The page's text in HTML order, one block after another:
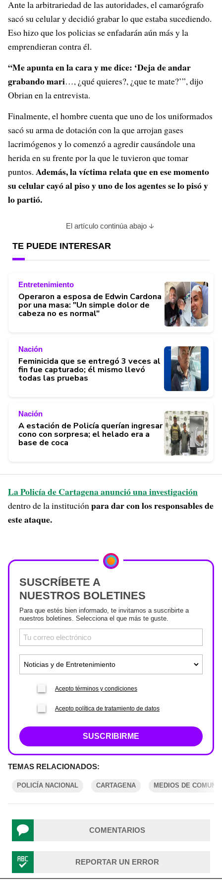
Ante la arbitrariedad de las autoridades, el camarógrafo
sacó su celular y decidió grabar lo que estaba sucediendo.
Eso hizo que los policias se enfadarán aún más y la
emprendieran contra él.
“Me apunta en la cara y me dice: ‘Deja de andar
grabando mari…, ¿qué quieres?, ¿que te mate?’”, dijo
Obrian en la entrevista.
Finalmente, el hombre cuenta que uno de los uniformados
sacó su arma de dotación con la que arrojan gases
lacrimógenos y lo comenzó a agredir causándole una
herida en su frente por la que le tuvieron que tomar
puntos. Además, la víctima relata que en ese momento
su celular cayó al piso y uno de los agentes se lo pisó y
lo partió.
El artículo continúa abajo
TE PUEDE INTERESAR
Entretenimiento
Operaron a esposa de Edwin Cardona
por una masa: "Un simple dolor de
cabeza no es normal"
Nación
Feminicida que se entregó 3 veces al
fin fue capturado; él mismo llevó
todas las pruebas
Nación
A estación de Policía querían ingresar
cono con sorpresa; el helado era a
base de coca
La Policía de Cartagena anunció una investigación
dentro de la institución para dar con los responsables de
este ataque.
SUSCRÍBETE A
NUESTROS BOLETINES
Para que estés bien informado, te invitamos a suscribirte a
nuestros boletines. Selecciona el que más te guste.
Acepto términos y condiciones
Acepto política de tratamiento de datos
SUSCRIBIRME
TEMAS RELACIONADOS:
POLICÍA NACIONAL CARTAGENA MEDIOS DE
COMENTARIOS
REPORTAR UN ERROR